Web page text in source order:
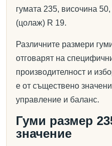
гумата 235, височина
(цолаж) R 19.
Различните размери
отговарят на
производителност и
е от съществено
управление и баланс.
Гуми размер
значение